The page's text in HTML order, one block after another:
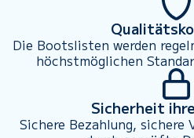
Die Bootslisten werden
höchstmöglichen
Sicherheit
Sichere Bezahlung, sichere